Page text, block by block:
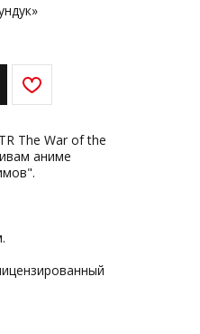
The War of the
аниме